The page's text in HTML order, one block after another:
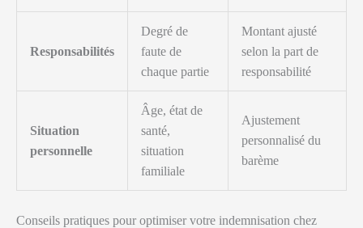
Responsabilités
Degré de
faute de
chaque partie
Montant ajusté
selon la part de
responsabilité
Situation
personnelle
Âge, état de
santé,
situation
familiale
Ajustement
personnalisé du
barème
Conseils pratiques pour optimiser votre indemnisation chez